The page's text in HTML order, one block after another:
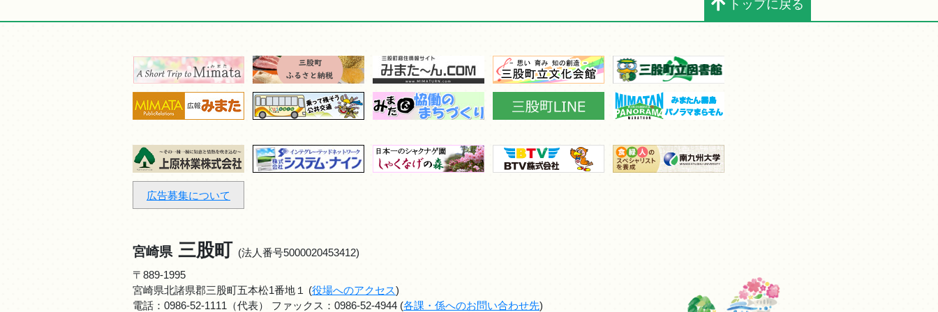
トップに戻る
広告募集について
宮崎県 三股町 (法人番号5000020453412)
〒889-1995
宮崎県北諸県郡三股町五本松1番地１ (役場へのアクセス)
電話： 0986-52-1111 （代表） ファックス：0986-52-4944 (各課・係へのお問い合わせ先)